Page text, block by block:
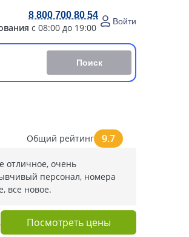
8 800 700 80 54
с 08:00 до 19:00
Войти
Поиск
Общий рейтинг 9.7
отличное, очень
персонал, номера
все новое.
Посмотреть цены